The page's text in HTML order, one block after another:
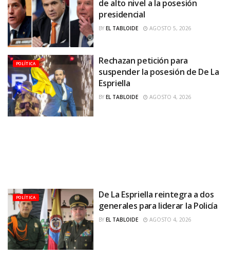
de alto nivel a la posesión
presidencial
BY EL TABLOIDE AGOSTO 5, 2026
POLÍTICA
Rechazan petición para
suspender la posesión de De La
Espriella
BY EL TABLOIDE AGOSTO 4, 2026
POLÍTICA
De La Espriella reintegra a dos
generales para liderar la Policía
BY EL TABLOIDE AGOSTO 4, 2026